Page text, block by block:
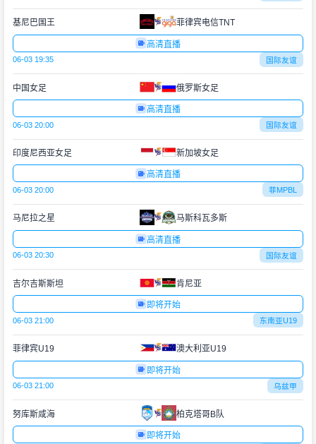
基尼巴国王 菲律宾电信TNT
高清直播
06-03 19:35 国际友谊
中国女足 俄罗斯女足
高清直播
06-03 20:00 国际友谊
印度尼西亚女足 新加坡女足
高清直播
06-03 20:00 菲MPBL
马尼拉之星 马斯科瓦多斯
高清直播
06-03 20:30 国际友谊
吉尔吉斯斯坦 肯尼亚
即将开始
06-03 21:00 东南亚U19
菲律宾U19 澳大利亚U19
即将开始
06-03 21:00 乌兹甲
努库斯咸海 柏克塔哥B队
即将开始